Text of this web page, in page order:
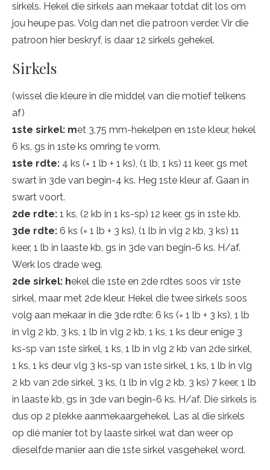
sirkels. Hekel die sirkels aan mekaar totdat dit los om
jou heupe pas. Volg dan net die patroon verder. Vir die
patroon hier beskryf, is daar 12 sirkels gehekel.
Sirkels
(wissel die kleure in die middel van die motief telkens
af)
1ste sirkel: met 3,75 mm-hekelpen en 1ste kleur, hekel
6 ks, gs in 1ste ks omring te vorm.
1ste rdte: 4 ks (= 1 lb + 1 ks), (1 lb, 1 ks) 11 keer, gs met
swart in 3de van begin-4 ks. Heg 1ste kleur af. Gaan in
swart voort.
2de rdte: 1 ks, (2 kb in 1 ks-sp) 12 keer, gs in 1ste kb.
3de rdte: 6 ks (= 1 lb + 3 ks), (1 lb in vlg 2 kb, 3 ks) 11
keer, 1 lb in laaste kb, gs in 3de van begin-6 ks. H/af.
Werk los drade weg.
2de sirkel: hekel die 1ste en 2de rdtes soos vir 1ste
sirkel, maar met 2de kleur. Hekel die twee sirkels soos
volg aan mekaar in die 3de rdte: 6 ks (= 1 lb + 3 ks), 1 lb
in vlg 2 kb, 3 ks, 1 lb in vlg 2 kb, 1 ks, 1 ks deur enige 3
ks-sp van 1ste sirkel, 1 ks, 1 lb in vlg 2 kb van 2de sirkel,
1 ks, 1 ks deur vlg 3 ks-sp van 1ste sirkel, 1 ks, 1 lb in vlg
2 kb van 2de sirkel, 3 ks, (1 lb in vlg 2 kb, 3 ks) 7 keer, 1 lb
in laaste kb, gs in 3de van begin-6 ks. H/af. Die sirkels is
dus op 2 plekke aanmekaargehekel. Las al die sirkels
op dié manier tot by laaste sirkel wat dan weer op
dieselfde manier aan die 1ste sirkel vasgehekel word.